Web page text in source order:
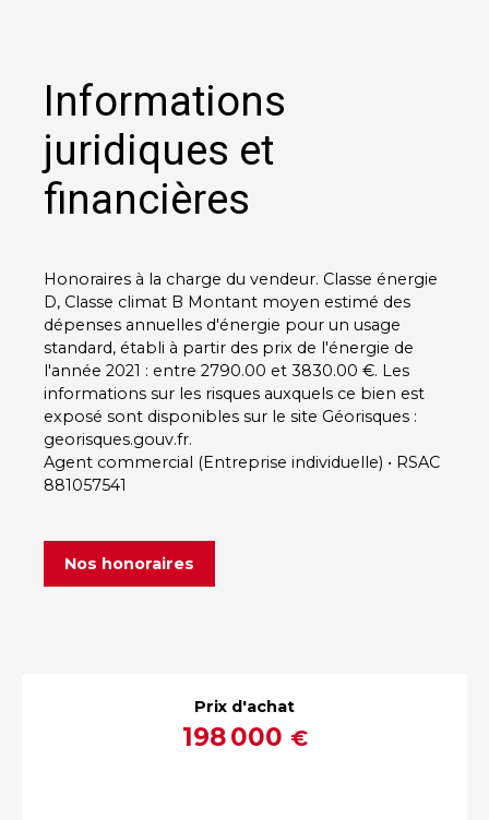
Informations
juridiques et
financières
Honoraires à la charge du vendeur. Classe énergie
D, Classe climat B Montant moyen estimé des
dépenses annuelles d'énergie pour un usage
standard, établi à partir des prix de l'énergie de
l'année 2021 : entre 2790.00 et 3830.00 €. Les
informations sur les risques auxquels ce bien est
exposé sont disponibles sur le site Géorisques :
georisques.gouv.fr.
Agent commercial (Entreprise individuelle) • RSAC
881057541
Nos honoraires
Prix d'achat
198 000 €